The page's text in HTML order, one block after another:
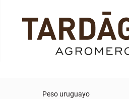
Peso uruguayo